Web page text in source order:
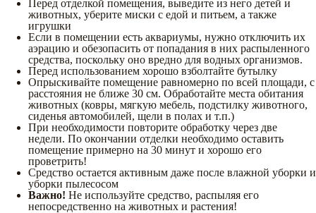
Перед отделкой помещения, выведите из него детей и
животных, уберите миски с едой и питьем, а также
игрушки
Если в помещении есть аквариумы, нужно отключить их
аэрацию и обезопасить от попадания в них распыленного
средства, поскольку оно вредно для водных организмов.
Перед использованием хорошо взболтайте бутылку
Опрыскивайте помещение равномерно по всей площади, с
расстояния не ближе 30 см. Обработайте места обитания
животных (ковры, мягкую мебель, подстилку животного,
сиденья автомобилей, щели в полах и т.п.)
При необходимости повторите обработку через две
недели. По окончании отделки необходимо оставить
помещение примерно на 30 минут и хорошо его
проветрить!
Средство остается активным даже после влажной уборки и
уборки пылесосом
Важно! Не используйте средство, распыляя его
непосредственно на животных и растения!